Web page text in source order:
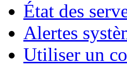
État des
Alertes
Utiliser un